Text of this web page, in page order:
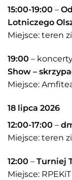
15:00-19:00 –
Lotniczego
Miejsce: teren
19:00 –
Show –
Miejsce:
18 lipca 2026
12:00-17:00 –
Miejsce: teren
12:00 – Turniej
Miejsce: RPEKiT